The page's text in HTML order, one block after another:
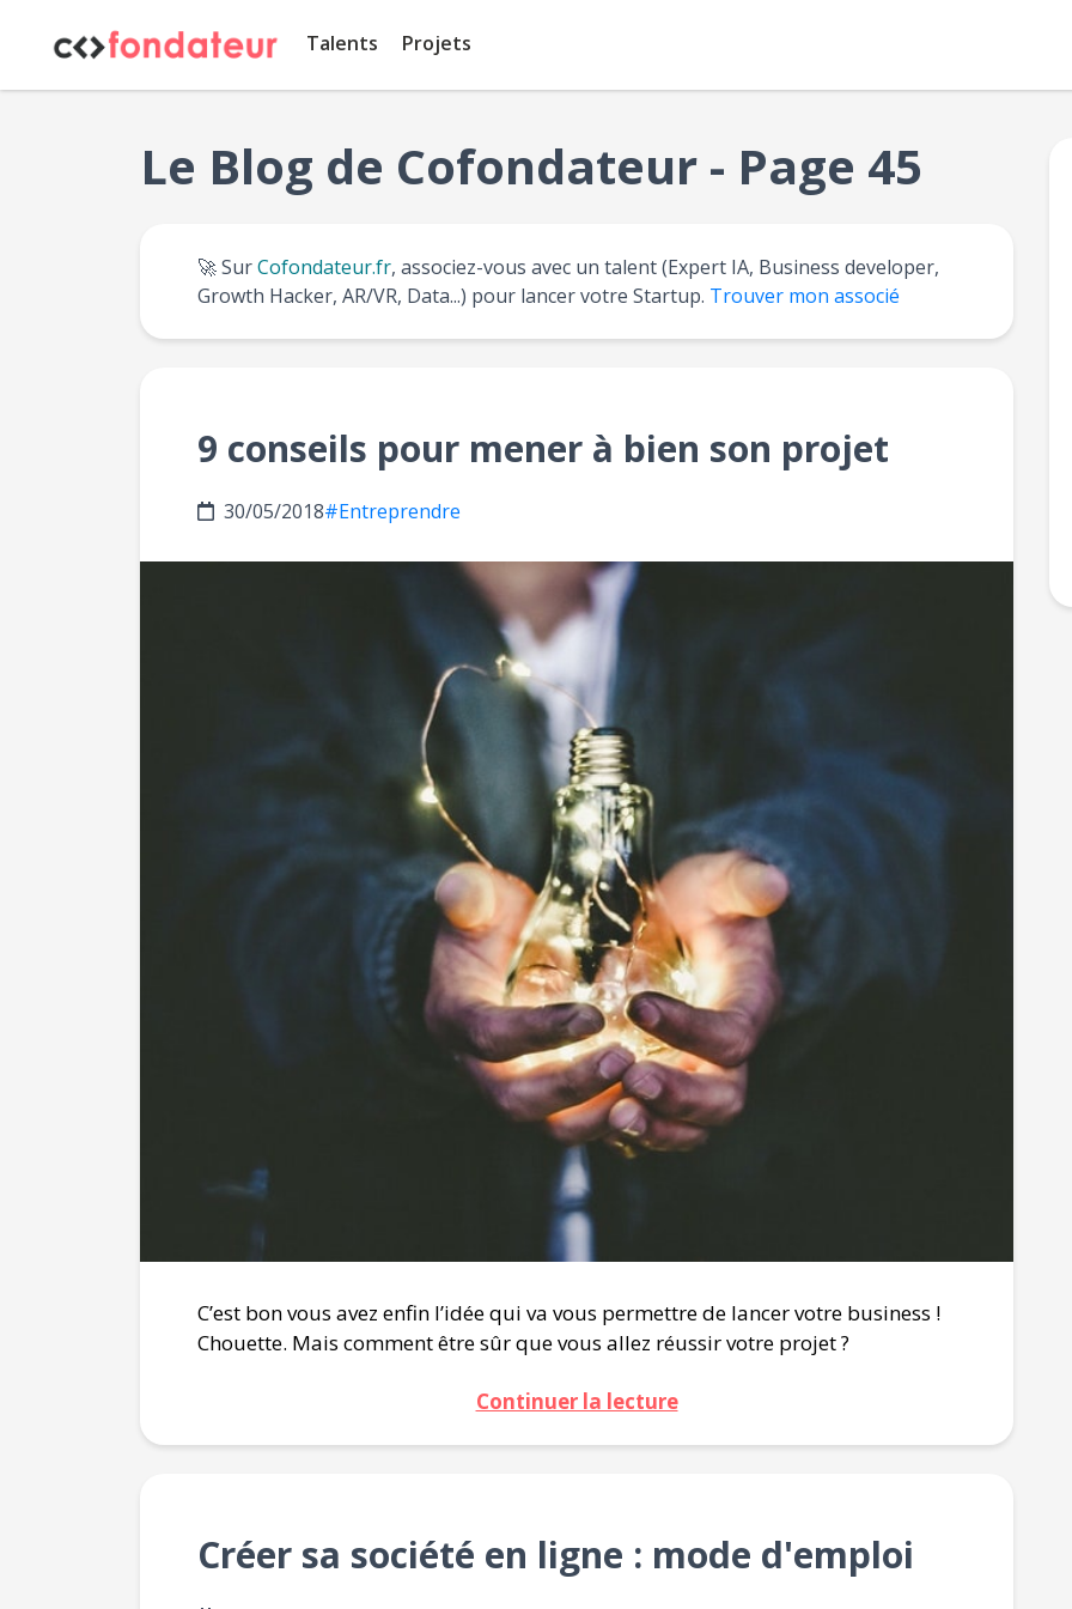
Talents Projets
Le Blog de Cofondateur - Page 45
🚀 SurCofondateur.fr, associez-vous avec un talent (Expert IA, Business developer,
Growth Hacker, AR/VR, Data...) pour lancer votre Startup. Trouver mon associé
9 conseils pour mener à bien son projet
30/05/2018#Entreprendre
C’est bon vous avez enfin l’idée qui va vous permettre de lancer votre business !
Chouette. Mais comment être sûr que vous allez réussir votre projet ?
Continuer la lecture
Créer sa société en ligne : mode d'emploi